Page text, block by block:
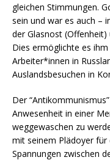
gleichen Stimmungen.
sein und war es auch –
der Glasnost
Dies ermöglichte es
Arbeiter*innen in
Auslandsbesuchen in
Der
Anwesenheit in einer
weggewaschen zu
mit seinem Plädoyer für
Spannungen zwischen